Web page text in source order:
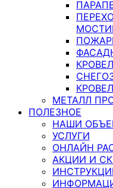
МЕТАЛЛ
ПОЛЕЗНОЕ
НАШИ
УСЛУГИ
ОНЛАЙН
АКЦИИ И